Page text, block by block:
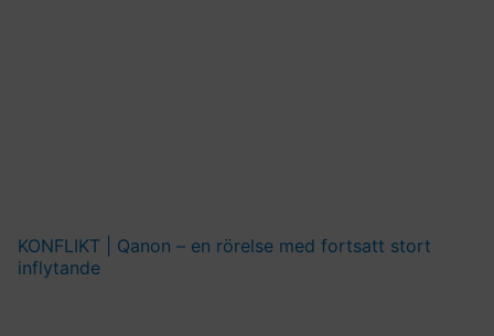
KONFLIKT | Qanon – en rörelse med fortsatt stort
inflytande